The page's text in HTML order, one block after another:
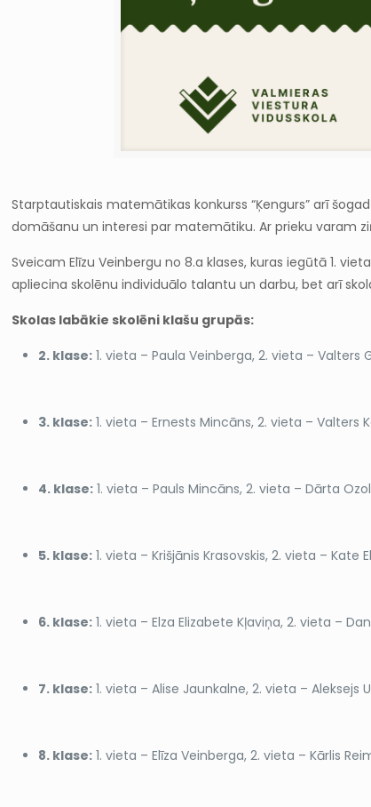
Starptautiskais matemātikas konkurss “Ķengurs” arī
domāšanu un interesi par matemātiku. Ar prieku varam
Sveicam Elīzu Veinbergu no 8.a klases, kuras iegūtā 1.
apliecina skolēnu individuālo talantu un darbu, bet arī
Skolas labākie skolēni klašu grupās:
2. klase: 1. vieta – Paula Veinberga, 2. vieta – Valters
3. klase: 1. vieta – Ernests Mincāns, 2. vieta – Valters
4. klase: 1. vieta – Pauls Mincāns, 2. vieta – Dārta
5. klase: 1. vieta – Krišjānis Krasovskis, 2. vieta – Kate
6. klase: 1. vieta – Elza Elizabete Kļaviņa, 2. vieta –
7. klase: 1. vieta – Alise Jaunkalne, 2. vieta – Aleksejs
8. klase: 1. vieta – Elīza Veinberga, 2. vieta – Kārlis